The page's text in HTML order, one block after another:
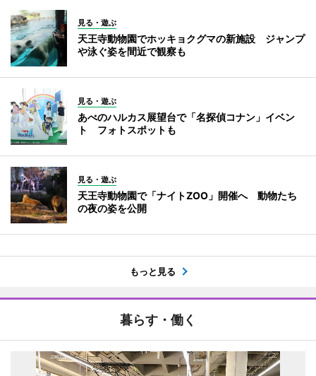
見る・遊ぶ
天王寺動物園でホッキョクグマの新施設 ジャンプ
や泳ぐ姿を間近で観察も
見る・遊ぶ
あべのハルカス展望台で「名探偵コナン」イベン
ト フォトスポットも
見る・遊ぶ
天王寺動物園で「ナイトZOO」開催へ 動物たち
の夜の姿を公開
もっと見る
暮らす・働く